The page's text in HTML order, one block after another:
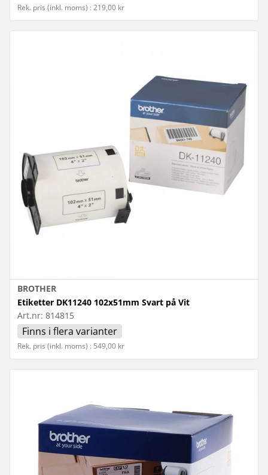
Rek. pris (inkl. moms) : 219,00 kr
BROTHER
Etiketter DK11240 102x51mm Svart på Vit
Art.nr: 814815
Finns i flera varianter
Rek. pris (inkl. moms) : 549,00 kr